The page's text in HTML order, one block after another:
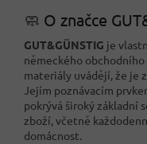
🧼 O značce
GUT&GÜNSTIG je
německého
materiály uvádějí, že je
Jejím poznávacím
pokrývá široký
zboží, včetně
domácnost.